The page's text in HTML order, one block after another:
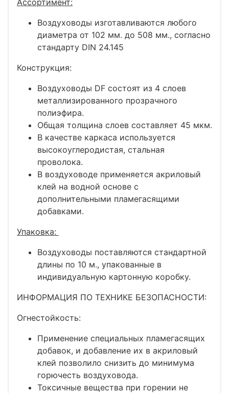
Воздуховоды изготавливаются любого
диаметра от 102 мм. до 508 мм., согласно
стандарту DIN 24.145
Конструкция:
Воздуховоды DF состоят из 4 слоев
металлизированного прозрачного
полиэфира.
Общая толщина слоев составляет 45 мкм.
В качестве каркаса используется
высокоуглеродистая, стальная
проволока.
В воздуховоде применяется акриловый
клей на водной основе с
дополнительными пламегасящими
добавками.
Упаковка:
Воздуховоды поставляются стандартной
длины по 10 м., упакованные в
индивидуальную картонную коробку.
ИНФОРМАЦИЯ ПО ТЕХНИКЕ БЕЗОПАСНОСТИ:
Огнестойкость:
Применение специальных пламегасящих
добавок, и добавление их в акриловый
клей позволило снизить до минимума
горючесть воздуховода.
Токсичные вещества при горении не